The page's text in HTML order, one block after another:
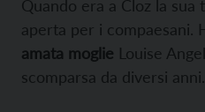
Quando era a Cloz la sua
aperta per i compaesani.
amata moglie Louise
scomparsa da diversi anni.